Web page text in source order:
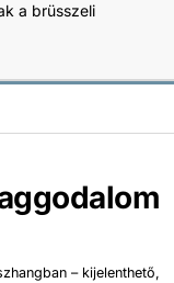
a brüsszeli
– kijelenthető,